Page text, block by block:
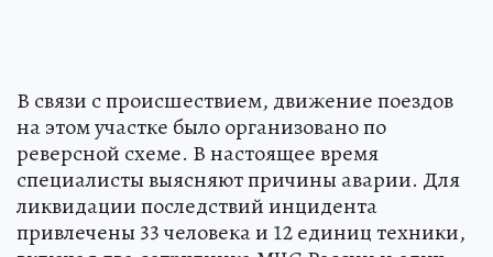
В связи с происшествием, движение поездов
на этом участке было организовано по
реверсной схеме. В настоящее время
специалисты выясняют причины аварии. Для
ликвидации последствий инцидента
привлечены 33 человека и 12 единиц техники,